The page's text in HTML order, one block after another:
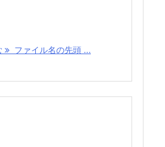
ファイル名の先頭 ...